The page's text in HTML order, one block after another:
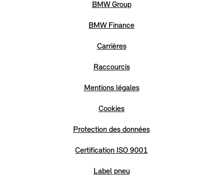
BMW Group
BMW Finance
Carrières
Raccourcis
Mentions légales
Cookies
Protection des données
Certification ISO 9001
Label pneu